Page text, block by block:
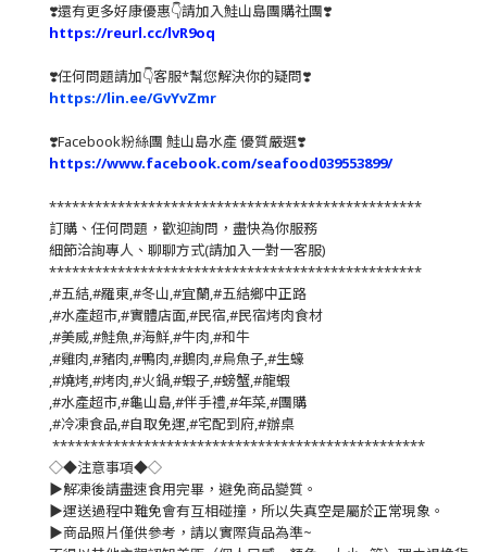
❣️還有更多好康優惠👇請加入鮭山島團購社團❣️
https://reurl.cc/lvR9oq
❣️任何問題請加👇客服*幫您解決你的疑問❣️
https://lin.ee/GvYvZmr
❣️Facebook粉絲團 鮭山島水產 優質嚴選❣️
https://www.facebook.com/seafood039553899/
*************************************************
訂購、任何問題，歡迎詢問，盡快為你服務
細節洽詢專人、聊聊方式(請加入一對一客服)
*************************************************
,#五結,#羅東,#冬山,#宜蘭,#五結鄉中正路
,#水產超市,#實體店面,#民宿,#民宿烤肉食材
,#美威,#鮭魚,#海鮮,#牛肉,#和牛
,#雞肉,#豬肉,#鴨肉,#鵝肉,#烏魚子,#生蠔
,#燒烤,#烤肉,#火鍋,#蝦子,#螃蟹,#龍蝦
,#水產超市,#龜山島,#伴手禮,#年菜,#團購
,#冷凍食品,#自取免運,#宅配到府,#辦桌
*************************************************
◇◆注意事項◆◇
▶️解凍後請盡速食用完畢，避免商品變質。
▶️運送過程中難免會有互相碰撞，所以失真空是屬於正常現象。
▶️商品照片僅供參考，請以實際貨品為準~